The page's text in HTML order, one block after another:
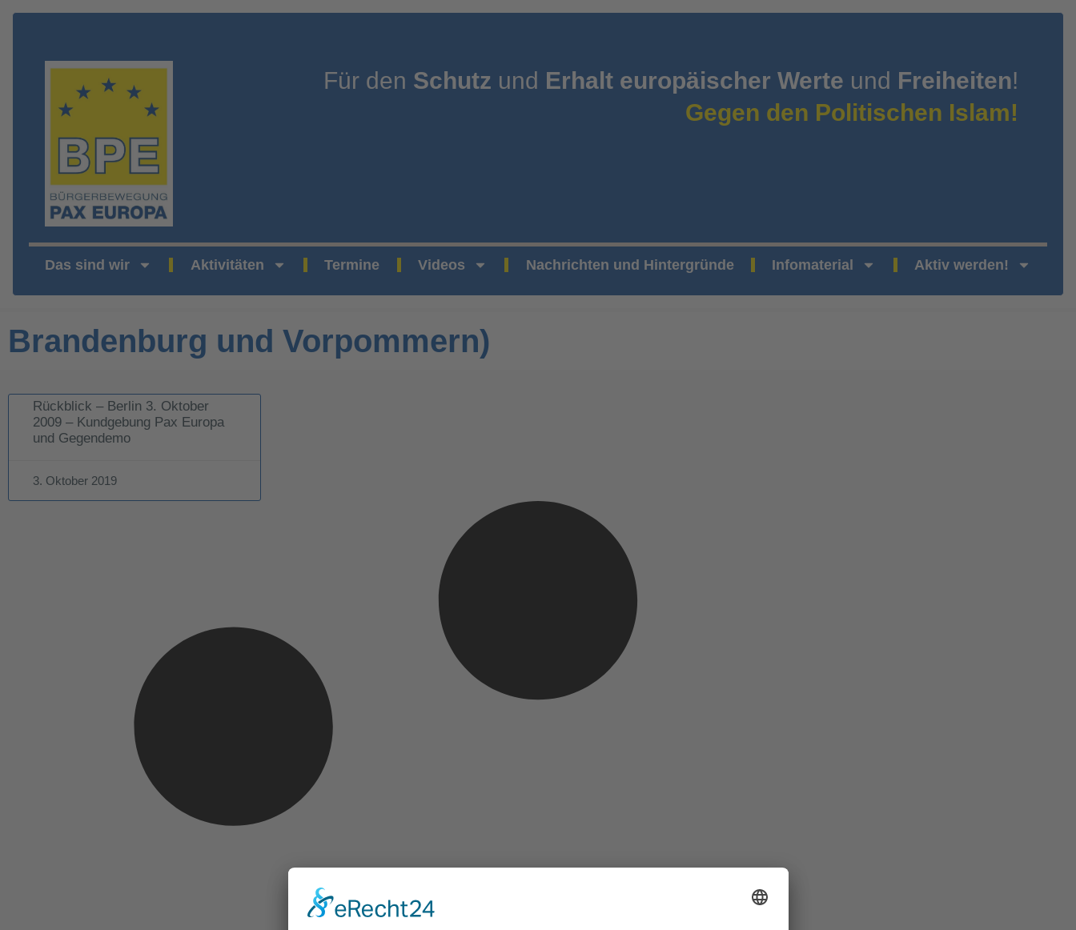
Für den Schutz und Erhalt europäischer Werte und Freiheiten!
Gegen den Politischen Islam!
Das sind wir Aktivitäten Termine Videos Nachrichten und Hintergründe Infomaterial Aktiv werden!
Brandenburg und Vorpommern)
Rückblick – Berlin 3. Oktober
2009 – Kundgebung Pax Europa
und Gegendemo
3. Oktober 2019